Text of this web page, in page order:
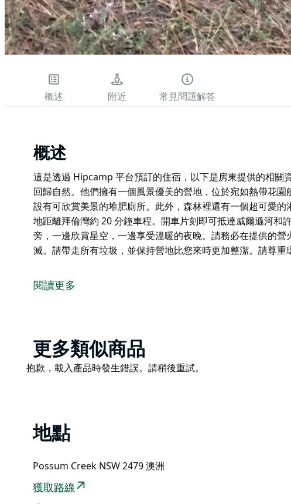
概述 附近 常見問題解答
概述
這是透過 Hipcamp 平台預訂的住宿，以下是房東提供的相關
回歸自然。他們擁有一個風景優美的營地，位於宛如熱帶花
設有可欣賞美景的堆肥廁所。此外，森林裡還有一個超可愛
地距離拜倫灣約 20 分鐘車程。開車片刻即可抵達威爾遜河和
旁，一邊欣賞星空，一邊享受溫暖的夜晚。請務必在提供的
滅。請帶走所有垃圾，並保持營地比您來時更加整潔。請尊重
歡迎來到 Heliconias，在這裡您可以回歸自然。他們擁有一個
營地距離拜倫灣約 20 分鐘車程。開車片刻即可抵達威爾遜河
火旁，一邊欣賞星空，一邊享受溫暖的夜晚。請務必在提供的
熄滅。請帶走所有垃圾，並保持營地比您來時更加整潔。請尊
閱讀更多
Product
List
更多類似商品
Product
抱歉，載入產品時發生錯誤。請稍後重試。
地點
Possum Creek NSW 2479 澳洲
獲取路線